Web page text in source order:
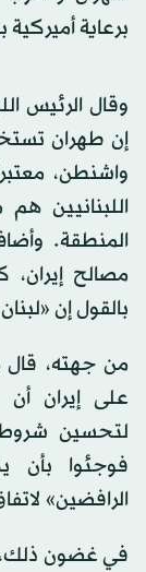
برعاية
وقال ​الرئيس
إن طهران
واشنطن،
اللبنانيين
المنطقة.
مصالح إيران،
بالقول إن
من جهته، قال
على إيران
لتحسين شروط
فوجئوا بأن
الرافضين»
في غضون ذلك،